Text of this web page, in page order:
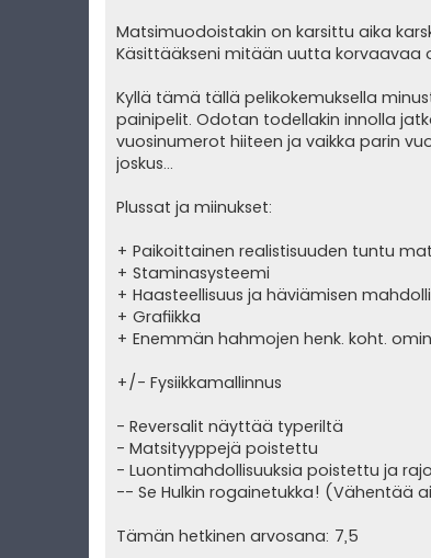
Matsimuodoistakin on karsittu aika
Käsittääkseni mitään uutta korvaavaa
Kyllä tämä tällä pelikokemuksella
painipelit. Odotan todellakin innolla
vuosinumerot hiiteen ja vaikka parin
joskus...
Plussat ja miinukset:
+ Paikoittainen realistisuuden tuntu
+ Staminasysteemi
+ Haasteellisuus ja häviämisen
+ Grafiikka
+ Enemmän hahmojen henk. koht.
+/- Fysiikkamallinnus
- Reversalit näyttää typeriltä
- Matsityyppejä poistettu
- Luontimahdollisuuksia poistettu ja
-- Se Hulkin rogainetukka! (Vähentää
Tämän hetkinen arvosana: 7,5